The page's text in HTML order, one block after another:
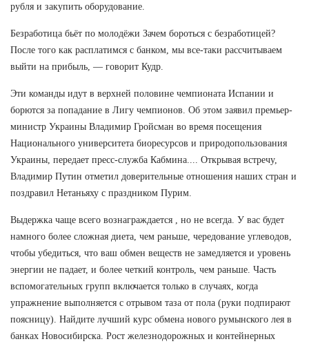
рубля и закупить оборудование.
Безработица бьёт по молодёжи Зачем бороться с безработицей?
После того как расплатимся с банком, мы все-таки рассчитываем
выйти на прибыль, — говорит Кудр.
Эти команды идут в верхней половине чемпионата Испании и
борются за попадание в Лигу чемпионов. Об этом заявил премьер-
министр Украины Владимир Гройсман во время посещения
Национального университета биоресурсов и природопользования
Украины, передает пресс-служба Кабмина.... Открывая встречу,
Владимир Путин отметил доверительные отношения наших стран и
поздравил Нетаньяху с праздником Пурим.
Выдержка чаще всего вознаграждается , но не всегда. У вас будет
намного более сложная диета, чем раньше, чередование углеводов,
чтобы убедиться, что ваш обмен веществ не замедляется и уровень
энергии не падает, и более четкий контроль, чем раньше. Часть
вспомогательных групп включается только в случаях, когда
упражнение выполняется с отрывом таза от пола (руки подпирают
поясницу). Найдите лучший курс обмена нового румынского лея в
банках Новосибирска. Рост железнодорожных и контейнерных